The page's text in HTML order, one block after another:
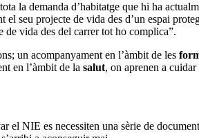
la demanda d’habitatge que hi ha
el seu projecte de vida des d’un espai
de vida des del carrer tot ho complica”.
un acompanyament en l’àmbit de les
en l’àmbit de la salut, on aprenen a
NIE es necessiten una sèrie de